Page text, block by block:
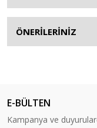
ÖNERİLERİNİZ
E-BÜLTEN
Kampanya ve